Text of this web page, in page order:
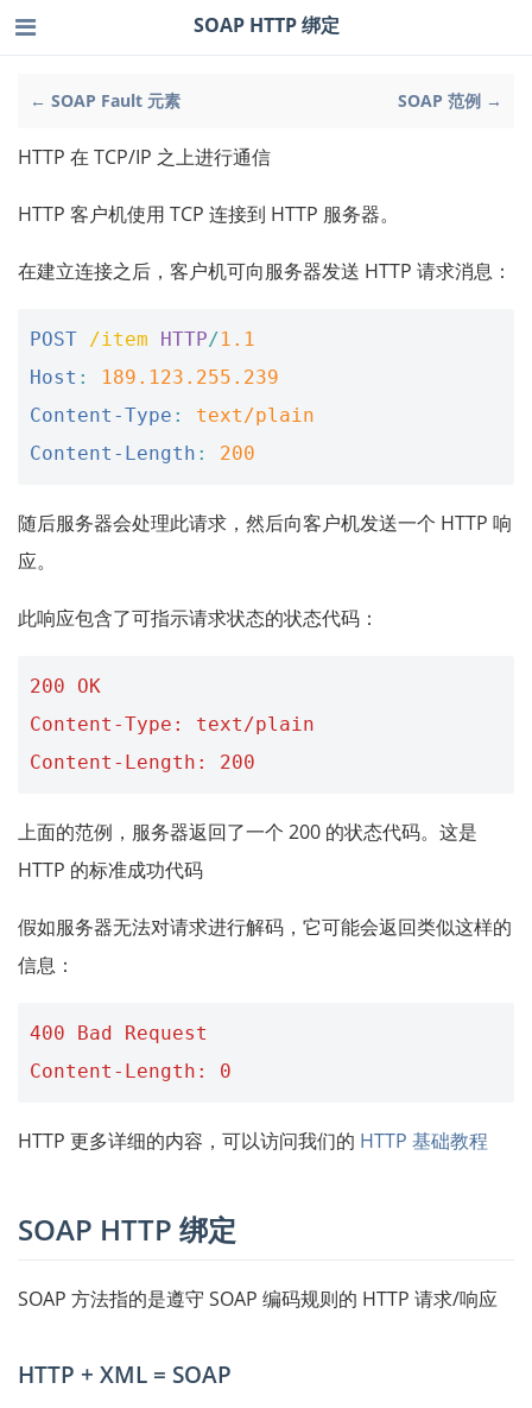
← SOAP Fault 元素 SOAP 范例 →
SOAP HTTP 绑定
HTTP 在 TCP/IP 之上进行通信
HTTP 客户机使用 TCP 连接到 HTTP 服务器。
在建立连接之后，客户机可向服务器发送 HTTP 请求消息：
POST /item HTTP/1.1
Host :
189.123.255.239
Content-Type :
text/plain
Content-Length : 200
随后服务器会处理此请求，然后向客户机发送一个 HTTP 响
应。
此响应包含了可指示请求状态的状态代码：
200 OK
Content-Type: text/plain
Content-Length: 200
上面的范例，服务器返回了一个 200 的状态代码。这是
HTTP 的标准成功代码
假如服务器无法对请求进行解码，它可能会返回类似这样的
信息：
400 Bad Request
Content-Length: 0
HTTP 更多详细的内容，可以访问我们的 HTTP 基础教程
SOAP HTTP 绑定
SOAP 方法指的是遵守 SOAP 编码规则的 HTTP 请求/响应
HTTP + XML = SOAP